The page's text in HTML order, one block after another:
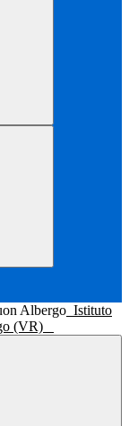
Istituto
(VR)